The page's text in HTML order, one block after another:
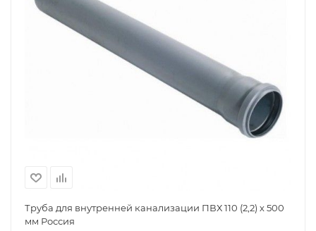
Труба для внутренней канализации ПВХ 110 (2,2) х 500
мм Россия